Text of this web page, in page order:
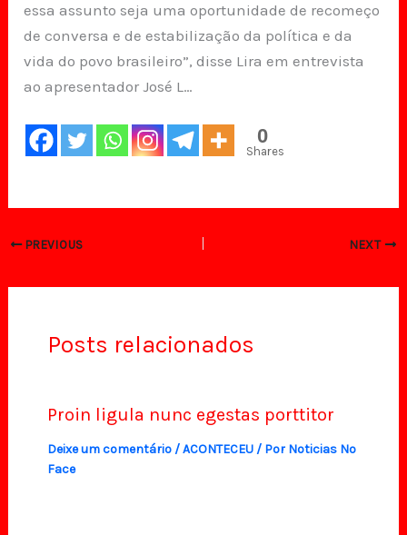
essa assunto seja uma oportunidade de recomeço
de conversa e de estabilização da política e da
vida do povo brasileiro”, disse Lira em entrevista
ao apresentador José L…
0
Shares
PREVIOUS NEXT
Posts relacionados
Proin ligula nunc egestas porttitor
Deixe um comentário /ACONTECEU/ Por Noticias No
Face